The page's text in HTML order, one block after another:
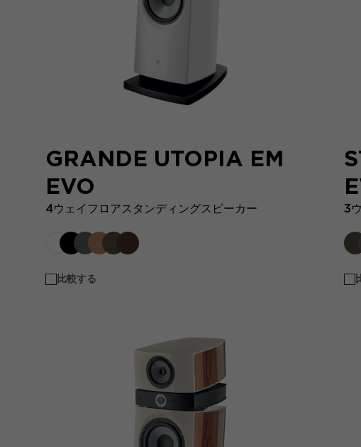
GRANDE UTOPIA EM
EVO
4ウェイフロアスタンディングスピーカー
比較する
3